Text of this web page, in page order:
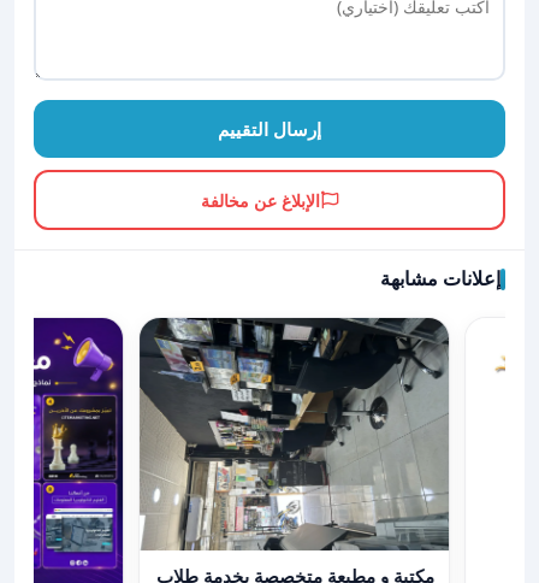
إرسال التقييم
الإبلاغ عن مخالفة
إعلانات مشابهة
عرض تفاصيل مكتبة و مطبعة متخصصة بخدمة طلاب
مكتبة و مطبعة متخصصة بخدمة طلاب